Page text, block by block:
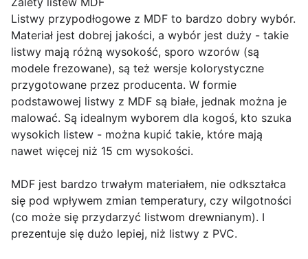
Listwy przypodłogowe z MDF to bardzo dobry wybór.
Materiał jest dobrej jakości, a wybór jest duży - takie
listwy mają różną wysokość, sporo wzorów (są
modele frezowane), są też wersje kolorystyczne
przygotowane przez producenta. W formie
podstawowej listwy z MDF są białe, jednak można je
malować. Są idealnym wyborem dla kogoś, kto szuka
wysokich listew - można kupić takie, które mają
nawet więcej niż 15 cm wysokości.
MDF jest bardzo trwałym materiałem, nie odkształca
się pod wpływem zmian temperatury, czy wilgotności
(co może się przydarzyć listwom drewnianym). I
prezentuje się dużo lepiej, niż listwy z PVC.